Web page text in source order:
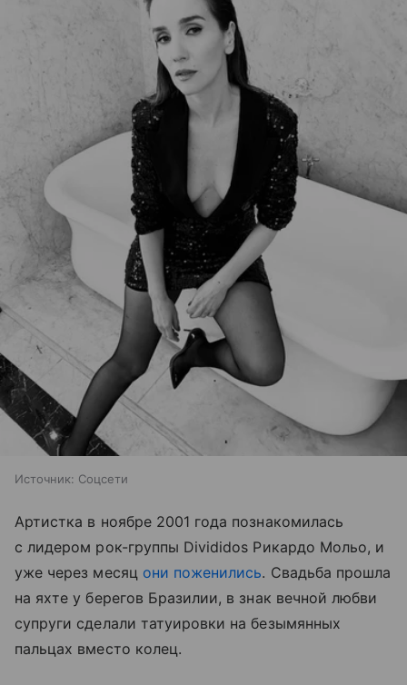
Источник: Соцсети
Артистка в ноябре 2001 года познакомилась
с лидером рок-группы Divididos Рикардо Мольо, и
уже через месяц они поженились. Свадьба прошла
на яхте у берегов Бразилии, в знак вечной любви
супруги сделали татуировки на безымянных
пальцах вместо колец.